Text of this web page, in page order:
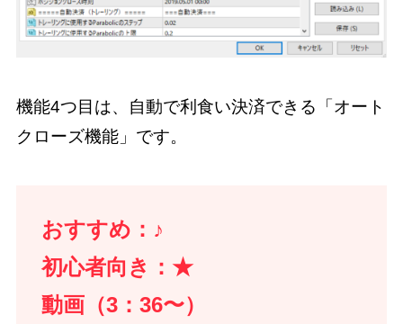
機能4つ目は、自動で利食い決済できる「オート
クローズ機能」です。
おすすめ：♪
初心者向き：★
動画（3：36〜）